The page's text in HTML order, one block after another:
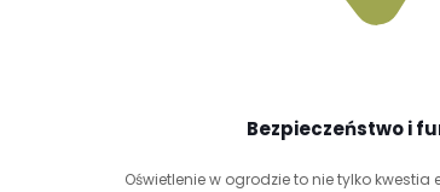
Bezpieczeństwo i
Oświetlenie w ogrodzie to nie tylko kwestia